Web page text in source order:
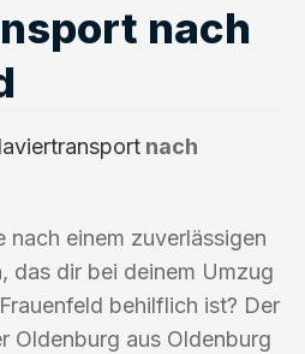
nach
nach
nach einem zuverlässigen
das dir bei deinem Umzug
behilflich ist? Der
Oldenburg aus Oldenburg